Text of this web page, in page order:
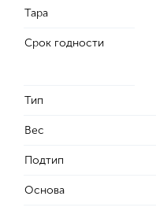
Тара
Срок годности
Тип
Вес
Подтип
Основа